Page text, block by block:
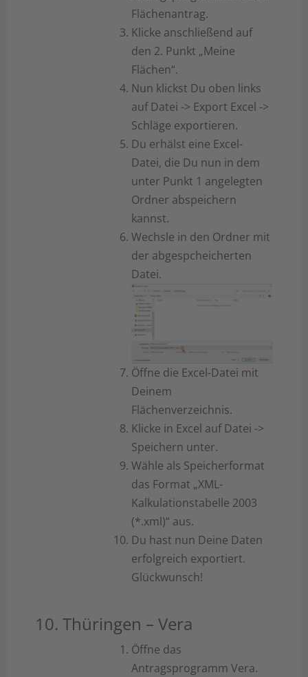
Flächenantrag.
Klicke anschließend auf
den 2. Punkt „Meine
Flächen“.
Nun klickst Du oben links
auf Datei -> Export Excel ->
Schläge exportieren.
Du erhälst eine Excel-
Datei, die Du nun in dem
unter Punkt 1 angelegten
Ordner abspeichern
kannst.
Wechsle in den Ordner mit
der abgespcheicherten
Datei.
Öffne die Excel-Datei mit
Deinem
Flächenverzeichnis.
Klicke in Excel auf Datei ->
Speichern unter.
Wähle als Speicherformat
das Format „XML-
Kalkulationstabelle 2003
(*.xml)“ aus.
Du hast nun Deine Daten
erfolgreich exportiert.
Glückwunsch!
10. Thüringen – Vera
Öffne das
Antragsprogramm Vera.